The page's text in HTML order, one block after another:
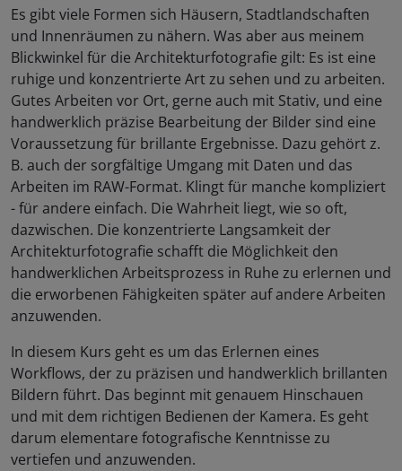
Es gibt viele Formen sich Häusern, Stadtlandschaften
und Innenräumen zu nähern. Was aber aus meinem
Blickwinkel für die Architekturfotografie gilt: Es ist eine
ruhige und konzentrierte Art zu sehen und zu arbeiten.
Gutes Arbeiten vor Ort, gerne auch mit Stativ, und eine
handwerklich präzise Bearbeitung der Bilder sind eine
Voraussetzung für brillante Ergebnisse. Dazu gehört z.
B. auch der sorgfältige Umgang mit Daten und das
Arbeiten im RAW-Format. Klingt für manche kompliziert
- für andere einfach. Die Wahrheit liegt, wie so oft,
dazwischen. Die konzentrierte Langsamkeit der
Architekturfotografie schafft die Möglichkeit den
handwerklichen Arbeitsprozess in Ruhe zu erlernen und
die erworbenen Fähigkeiten später auf andere Arbeiten
anzuwenden.
In diesem Kurs geht es um das Erlernen eines
Workflows, der zu präzisen und handwerklich brillanten
Bildern führt. Das beginnt mit genauem Hinschauen
und mit dem richtigen Bedienen der Kamera. Es geht
darum elementare fotografische Kenntnisse zu
vertiefen und anzuwenden.